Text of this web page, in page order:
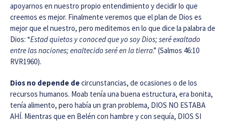
apoyarnos en nuestro propio entendimiento y decidir lo que
creemos es mejor. Finalmente veremos que el plan de Dios es
mejor que el nuestro, pero meditemos en lo que dice la palabra de
Dios: “Estad quietos y conoced que yo soy Dios; seré exaltado
entre las naciones; enaltecido seré en la tierra.” (Salmos 46:10
RVR1960).
Dios no depende decircunstancias, de ocasiones o de los
recursos humanos. Moab tenía una buena estructura, era bonita,
tenía alimento, pero había un gran problema, DIOS NO ESTABA
AHÍ. Mientras que en Belén con hambre y con sequía, DIOS SI